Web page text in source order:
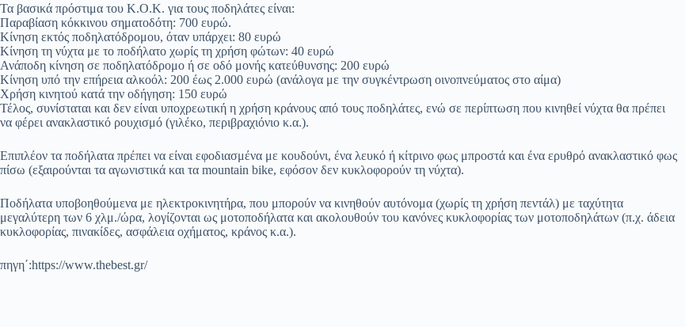
Τα βασικά πρόστιμα του Κ.Ο.Κ. για τους ποδηλάτες είναι:
Παραβίαση κόκκινου σηματοδότη: 700 ευρώ.
Κίνηση εκτός ποδηλατόδρομου, όταν υπάρχει: 80 ευρώ
Κίνηση τη νύχτα με το ποδήλατο χωρίς τη χρήση φώτων: 40 ευρώ
Ανάποδη κίνηση σε ποδηλατόδρομο ή σε οδό μονής κατεύθυνσης: 200 ευρώ
Κίνηση υπό την επήρεια αλκοόλ: 200 έως 2.000 ευρώ (ανάλογα με την συγκέντρωση οινοπνεύματος στο αίμα)
Χρήση κινητού κατά την οδήγηση: 150 ευρώ
Τέλος, συνίσταται και δεν είναι υποχρεωτική η χρήση κράνους από τους ποδηλάτες, ενώ σε περίπτωση που κινηθεί νύχτα θα πρέπει
να φέρει ανακλαστικό ρουχισμό (γιλέκο, περιβραχιόνιο κ.α.).
Επιπλέον τα ποδήλατα πρέπει να είναι εφοδιασμένα με κουδούνι, ένα λευκό ή κίτρινο φως μπροστά και ένα ερυθρό ανακλαστικό φως
πίσω (εξαιρούνται τα αγωνιστικά και τα mountain bike, εφόσον δεν κυκλοφορούν τη νύχτα).
Ποδήλατα υποβοηθούμενα με ηλεκτροκινητήρα, που μπορούν να κινηθούν αυτόνομα (χωρίς τη χρήση πεντάλ) με ταχύτητα
μεγαλύτερη των 6 χλμ./ώρα, λογίζονται ως μοτοποδήλατα και ακολουθούν του κανόνες κυκλοφορίας των μοτοποδηλάτων (π.χ. άδεια
κυκλοφορίας, πινακίδες, ασφάλεια οχήματος, κράνος κ.α.).
πηγη΄:https://www.thebest.gr/